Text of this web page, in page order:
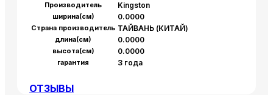
Производитель Kingston
ширина(см) 0.0000
Страна производитель ТАЙВАНЬ (КИТАЙ)
длина(см) 0.0000
высота(см) 0.0000
гарантия 3 года
ОТЗЫВЫ